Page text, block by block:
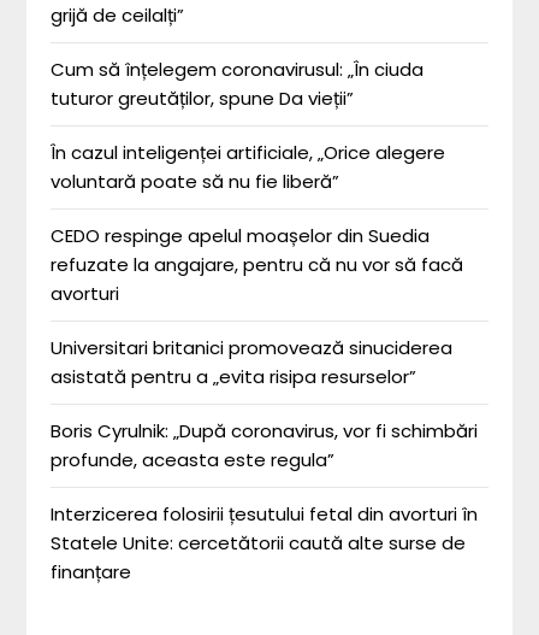
grijă de ceilalți”
Cum să înțelegem coronavirusul: „În ciuda
tuturor greutăților, spune Da vieții”
În cazul inteligenței artificiale, „Orice alegere
voluntară poate să nu fie liberă”
CEDO respinge apelul moașelor din Suedia
refuzate la angajare, pentru că nu vor să facă
avorturi
Universitari britanici promovează sinuciderea
asistată pentru a „evita risipa resurselor”
Boris Cyrulnik: „După coronavirus, vor fi schimbări
profunde, aceasta este regula”
Interzicerea folosirii țesutului fetal din avorturi în
Statele Unite: cercetătorii caută alte surse de
finanțare